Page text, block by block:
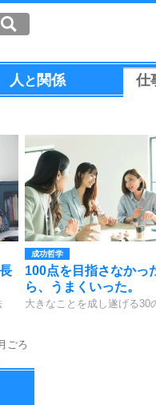
人と 関係 仕
成功哲学
100点を目指さなかっ
ら、うまくいった。
大きなことを成し遂げる30
ごろ